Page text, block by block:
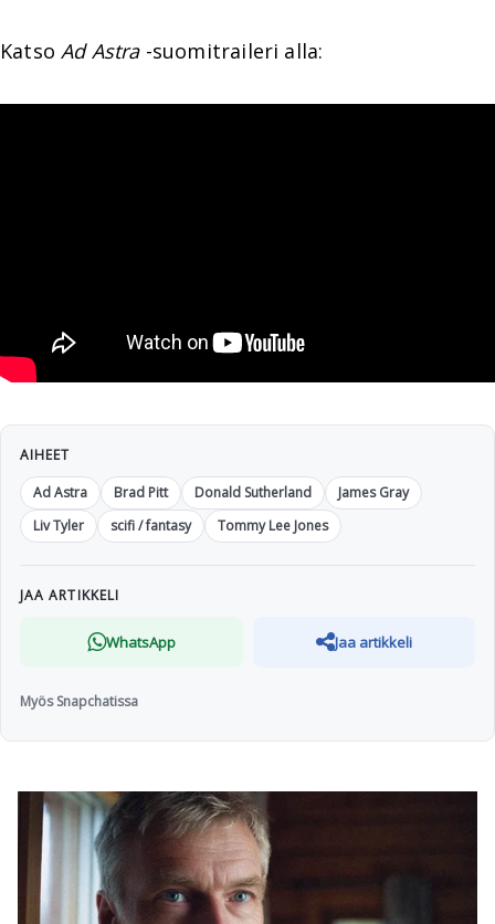
KatsoAd Astra-suomitraileri alla:
AIHEET
Ad Astra
Brad Pitt Donald Sutherland
James Gray
Liv Tyler
scifi / fantasy Tommy Lee Jones
JAA ARTIKKELI
WhatsApp Jaa artikkeli
Myös Snapchatissa